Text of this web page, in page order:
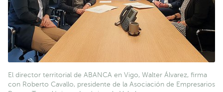
El director territorial de ABANCA en Vigo, Walter Álvarez, firma
con Roberto Cavallo, presidente de la Asociación de Empresarios